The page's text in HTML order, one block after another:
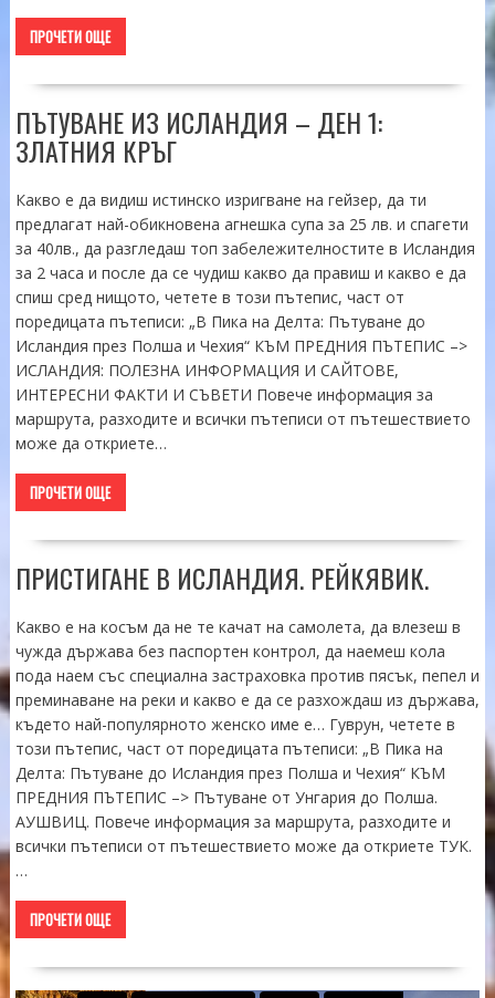
ПРОЧЕТИ ОЩЕ
ПЪТУВАНЕ ИЗ ИСЛАНДИЯ – ДЕН 1:
ЗЛАТНИЯ КРЪГ
Какво е да видиш истинско изригване на гейзер, да ти
предлагат най-обикновена агнешка супа за 25 лв. и спагети
за 40лв., да разгледаш топ забележителностите в Исландия
за 2 часа и после да се чудиш какво да правиш и какво е да
спиш сред нищото, четете в този пътепис, част от
поредицата пътеписи: „В Пика на Делта: Пътуване до
Исландия през Полша и Чехия“ КЪМ ПРЕДНИЯ ПЪТЕПИС –>
ИСЛАНДИЯ: ПОЛЕЗНА ИНФОРМАЦИЯ И САЙТОВЕ,
ИНТЕРЕСНИ ФАКТИ И СЪВЕТИ Повече информация за
маршрута, разходите и всички пътеписи от пътешествието
може да откриете…
ПРОЧЕТИ ОЩЕ
ПРИСТИГАНЕ В ИСЛАНДИЯ. РЕЙКЯВИК.
Какво е на косъм да не те качат на самолета, да влезеш в
чужда държава без паспортен контрол, да наемеш кола
пода наем със специална застраховка против пясък, пепел и
преминаване на реки и какво е да се разхождаш из държава,
където най-популярното женско име е… Гуврун, четете в
този пътепис, част от поредицата пътеписи: „В Пика на
Делта: Пътуване до Исландия през Полша и Чехия“ КЪМ
ПРЕДНИЯ ПЪТЕПИС –> Пътуване от Унгария до Полша.
АУШВИЦ. Повече информация за маршрута, разходите и
всички пътеписи от пътешествието може да откриете ТУК.
…
ПРОЧЕТИ ОЩЕ